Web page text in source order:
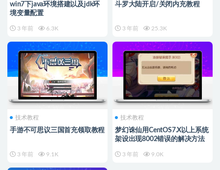
win7下java环境搭建以及jdk环
境变量配置
3 年前 6.3K
斗罗大陆开启/关闭内充教程
3 年前 25.3K
技术教程
手游不可思议三国首充领取教程
3 年前 9.1K
技术教程
梦幻诛仙用CentOS7.X以上系统
架设出现8002错误的解决方法
3 年前 9.0K